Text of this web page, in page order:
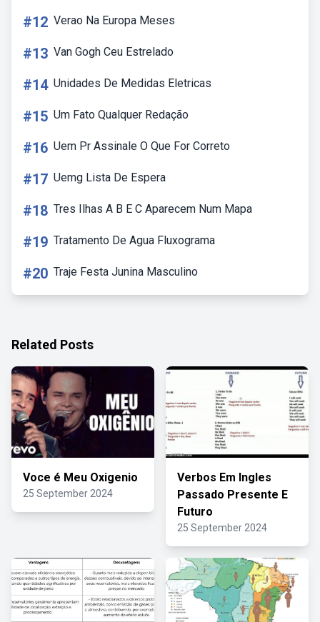
#12 Verao Na Europa Meses
#13 Van Gogh Ceu Estrelado
#14 Unidades De Medidas Eletricas
#15 Um Fato Qualquer Redação
#16 Uem Pr Assinale O Que For Correto
#17 Uemg Lista De Espera
#18 Tres Ilhas A B E C Aparecem Num Mapa
#19 Tratamento De Agua Fluxograma
#20 Traje Festa Junina Masculino
Related Posts
Voce é Meu Oxigenio
25 September 2024
Verbos Em Ingles
Passado Presente E
Futuro
25 September 2024